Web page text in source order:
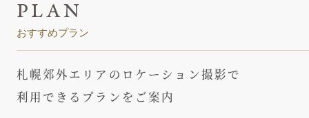
おすすめプラン
札幌郊外エリアのロケーション撮影で
利用できるプランをご案内